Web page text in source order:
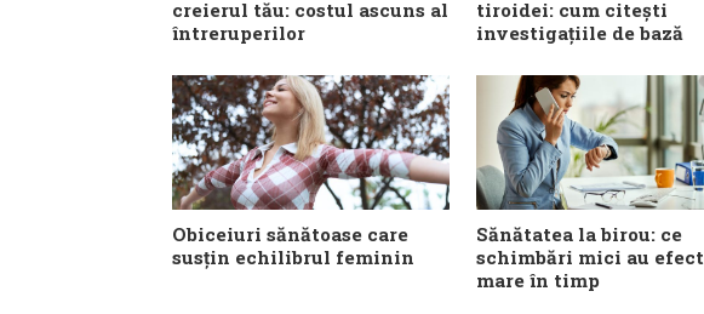
creierul tău: costul ascuns al
întreruperilor
tiroidei: cum citești
investigațiile de bază
Obiceiuri sănătoase care
susțin echilibrul feminin
Sănătatea la birou: ce
schimbări mici au efect
mare în timp